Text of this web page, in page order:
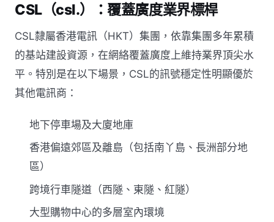
CSL（csl.）：覆蓋廣度業界標桿
CSL隸屬香港電訊（HKT）集團，依靠集團多年累積
的基站建設資源，在網絡覆蓋廣度上維持業界頂尖水
平。特別是在以下場景，CSL的訊號穩定性明顯優於
其他電訊商：
地下停車場及大廈地庫
香港偏遠郊區及離島（包括南丫島、長洲部分地
區）
跨境行車隧道（西隧、東隧、紅隧）
大型購物中心的多層室內環境